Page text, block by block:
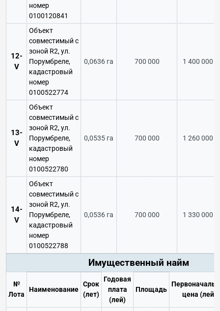
номер
0100120841
12-
V
Объект
совместимый с
зоной R2, ул.
Порумбреле,
кадастровый
номер
0100522774
0,0636 га 700 000 1 400 000
13-
V
Объект
совместимый с
зоной R2, ул.
Порумбреле,
кадастровый
номер
0100522780
0,0535 га 700 000 1 260 000
14-
V
Объект
совместимый с
зоной R2, ул.
Порумбреле,
кадастровый
номер
0100522788
0,0536 га 700 000 1 330 000
Имущественный найм
№
Лота
Наименование
Срок
(лет)
Годовая
плата
(лей)
Площадь
цена (лей)